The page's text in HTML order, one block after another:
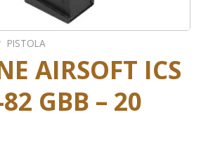
PISTOLA
AIRSOFT ICS
GBB – 20